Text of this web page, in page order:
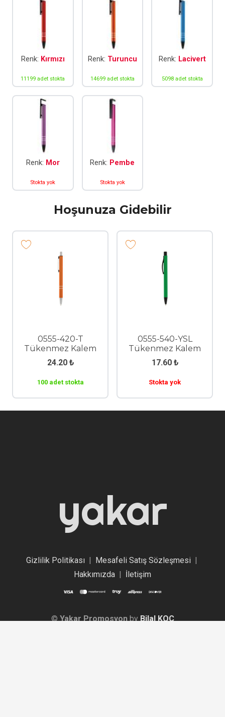
Renk: Kırmızı
11199 adet stokta
Renk: Turuncu
14699 adet stokta
Renk: Lacivert
5098 adet stokta
Renk: Mor
Stokta yok
Renk: Pembe
Stokta yok
Hoşunuza Gidebilir
0555-420-T
Tükenmez Kalem
24.20 ₺
100 adet stokta
0555-540-YSL
Tükenmez Kalem
17.60 ₺
Stokta yok
yakar
Gizlilik Politikası| Mesafeli Satış Sözleşmesi|
Hakkımızda | İletişim
©Yakar PromosyonbyBilal KOÇ